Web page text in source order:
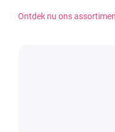
Ontdek nu ons